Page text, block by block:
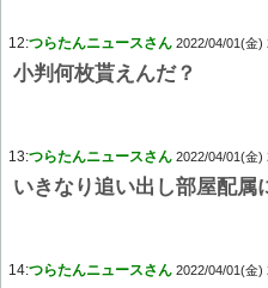
12:つらたんニュースさん 2022/04/01(金)
小判何枚貰えんだ？
13:つらたんニュースさん 2022/04/01(金)
いきなり追い出し部屋配属
14:つらたんニュースさん 2022/04/01(金)